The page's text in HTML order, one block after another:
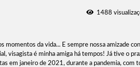
1488
momentos da vida... E sempre nossa amizade
visagista é minha amiga há tempos! Já tive o
em janeiro de 2021, durante a pandemia, com